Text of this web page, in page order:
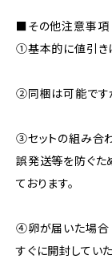
■その他注意事項
①基本的に値引き
②同梱は可能です
③セットの組み合
誤発送等を防ぐた
ております。
④卵が届いた場合
すぐに開封してい